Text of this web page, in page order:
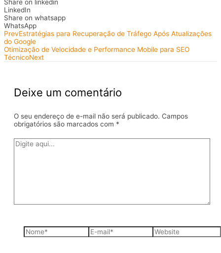
Share on linkedin
LinkedIn
Share on whatsapp
WhatsApp
PrevEstratégias para Recuperação de Tráfego Após Atualizações
do Google
Otimização de Velocidade e Performance Mobile para SEO
TécnicoNext
Deixe um comentário
O seu endereço de e-mail não será publicado. Campos
obrigatórios são marcados com *
Digite
aqui...
Nome*
E-
mail*
Website